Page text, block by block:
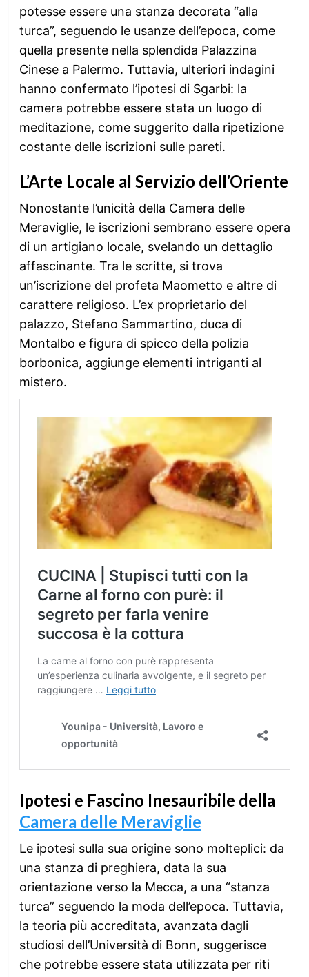
potesse essere una stanza decorata “alla
turca”, seguendo le usanze dell’epoca, come
quella presente nella splendida Palazzina
Cinese a Palermo. Tuttavia, ulteriori indagini
hanno confermato l’ipotesi di Sgarbi: la
camera potrebbe essere stata un luogo di
meditazione, come suggerito dalla ripetizione
costante delle iscrizioni sulle pareti.
L’Arte Locale al Servizio dell’Oriente
Nonostante l’unicità della Camera delle
Meraviglie, le iscrizioni sembrano essere opera
di un artigiano locale, svelando un dettaglio
affascinante. Tra le scritte, si trova
un’iscrizione del profeta Maometto e altre di
carattere religioso. L’ex proprietario del
palazzo, Stefano Sammartino, duca di
Montalbo e figura di spicco della polizia
borbonica, aggiunge elementi intriganti al
mistero.
Ipotesi e Fascino Inesauribile della
Camera delle Meraviglie
Le ipotesi sulla sua origine sono molteplici: da
una stanza di preghiera, data la sua
orientazione verso la Mecca, a una “stanza
turca” seguendo la moda dell’epoca. Tuttavia,
la teoria più accreditata, avanzata dagli
studiosi dell’Università di Bonn, suggerisce
che potrebbe essere stata utilizzata per riti